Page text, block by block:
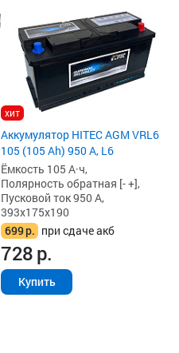
хит
Аккумулятор HITEC AGM VRL6
105 (105 Ah) 950 А, L6
Ёмкость 105 А·ч,
Полярность обратная [- +],
Пусковой ток 950 А,
393x175x190
699р. при сдаче акб
728р.
Купить